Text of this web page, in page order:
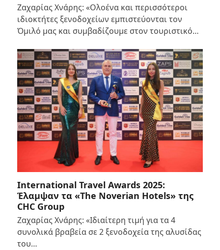
Ζαχαρίας Χνάρης: «Ολοένα και περισσότεροι
ιδιοκτήτες ξενοδοχείων εμπιστεύονται τον
Όμιλό μας και συμβαδίζουμε στον τουριστικό…
International Travel Awards 2025:
Έλαμψαν τα «The Noverian Hotels» της
CHC Group
Ζαχαρίας Χνάρης: «Ιδιαίτερη τιμή για τα 4
συνολικά βραβεία σε 2 ξενοδοχεία της αλυσίδας
του…